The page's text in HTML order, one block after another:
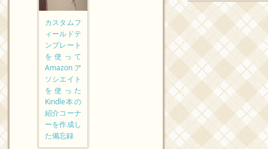
カスタムフ
ィールドテ
ンプレート
を使って
Amazonア
ソシエイト
を使った
Kindle本の
紹介コーナ
ーを作成し
た備忘録